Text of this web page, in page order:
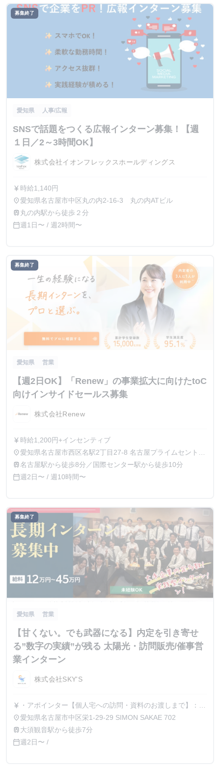
募集終了
愛知県 人事/広報
SNSで話題をつくる広報インターン募集！【週
１日／2～3時間OK】
株式会社イオンフレックスホールディングス
currency_yen 時給1,140円
place愛知県名古屋市中区丸の内2-16-3 丸の内ATビル
train 丸の内駅から徒歩２分
calendar_today週1日〜 / 週2時間〜
募集終了
愛知県 営業
【週2日OK】「Renew」の事業拡大に向けたtoC
向けインサイドセールス募集
株式会社Renew
currency_yen 時給1,200円+インセンティブ
place愛知県名古屋市西区名駅2丁目27-8 名古屋プライムセントラ
ルタワー3階
train名古屋駅から徒歩8分／国際センター駅から徒歩10分
calendar_today週2日〜 / 週10時間〜
募集終了
愛知県 営業
【甘くない。でも武器になる】内定を引き寄せ
る”数字の実績”が残る 太陽光・訪問販売/催事営
業インターン
株式会社SKY'S
currency_yen ・アポインター【個人宅への訪問・資料のお渡しまで】：
120,000～150,000円/件 ・クローザー【商品の提案から契約
まで】：300,000円/件 ・アポ＆クローザー【上記業務一人
place愛知県名古屋市中区栄1-29-29 SIMON SAKAE 702
train 大須観音駅から徒歩7分
calendar_today週2日〜 /